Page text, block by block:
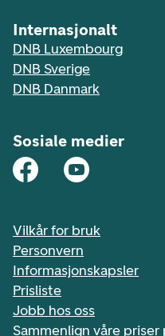
Internasjonalt
DNB Luxembourg
DNB Sverige
DNB Danmark
Sosiale medier
Vilkår for bruk
Personvern
Informasjonskapsler
Prisliste
Jobb hos oss
Sammenlign våre